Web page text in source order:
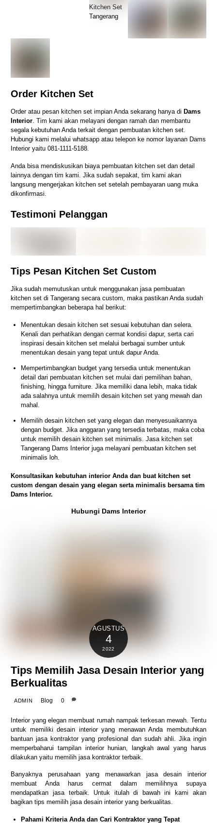
Kitchen Set
Tangerang
Order Kitchen Set
Order atau pesan kitchen set impian Anda sekarang hanya di Dams
Interior . Tim kami akan melayani dengan ramah dan membantu
segala kebutuhan Anda terkait dengan pembuatan kitchen set.
Hubungi kami melalui whatsapp atau telepon ke nomor layanan Dams
Interior yaitu081-1111-5188
Anda bisa mendiskusikan biaya pembuatan kitchen set dan detail
lainnya dengan tim kami. Jika sudah sepakat, tim kami akan
langsung mengerjakan kitchen set setelah pembayaran uang muka
dikonfirmasi.
Testimoni Pelanggan
Tips Pesan Kitchen Set Custom
Jika sudah memutuskan untuk menggunakan jasa pembuatan
kitchen set di Tangerang secara custom, maka pastikan Anda sudah
mempertimbangkan beberapa hal berikut:
Menentukan desain kitchen set sesuai kebutuhan dan selera.
Kenali dan perhatikan dengan cermat kondisi dapur, serta cari
inspirasi desain kitchen set melalui berbagai sumber untuk
menentukan desain yang tepat untuk dapur Anda.
Mempertimbangkan budget yang tersedia untuk menentukan
detail dari pembuatan kitchen set mulai dari pemilihan bahan,
finishing, hingga furniture. Jika memiliki dana lebih, maka tidak
ada salahnya untuk memilih desain kitchen set yang mewah dan
mahal.
Memilih desain kitchen set yang elegan dan menyesuaikannya
dengan budget. Jika anggaran yang tersedia terbatas, maka coba
untuk memilih desain kitchen set minimalis. Jasa kitchen set
Tangerang Dams Interior juga melayani pembuatan kitchen set
minimalis loh.
Konsultasikan kebutuhan interior Anda dan buat kitchen set
custom dengan desain yang elegan serta minimalis bersama tim
Dams Interior.
Hubungi Dams Interior
AGUSTUS
4
2022
Tips Memilih Jasa Desain Interior yang
Berkualitas
ADMIN Blog 0
Interior yang elegan membuat rumah nampak terkesan mewah. Tentu
untuk memiliki desain interior yang menawan Anda membutuhkan
bantuan jasa kontraktor yang profesional dan sudah ahli. Jika ingin
memperbaharui tampilan interior hunian, langkah awal yang harus
dilakukan yaitu memilih jasa kontraktor terbaik.
Banyaknya perusahaan yang menawarkan jasa desain interior
membuat Anda harus cermat dalam memilihnya supaya
mendapatkan jasa terbaik. Untuk itulah di bawah ini kami akan
bagikan tips memilih jasa desain interior yang berkualitas.
Pahami Kriteria Anda dan Cari Kontraktor yang Tepat